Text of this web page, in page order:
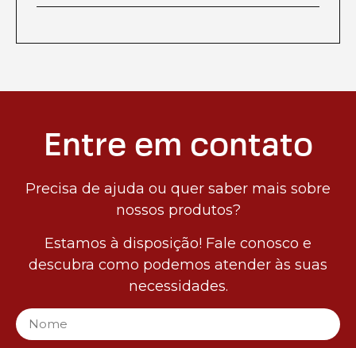
Entre em contato
Precisa de ajuda ou quer saber mais sobre
nossos produtos?
Estamos à disposição! Fale conosco e
descubra como podemos atender às suas
necessidades.